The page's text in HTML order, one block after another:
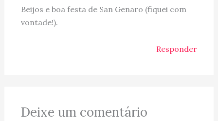
Beijos e boa festa de San Genaro (fiquei com
vontade!).
Responder
Deixe um comentário